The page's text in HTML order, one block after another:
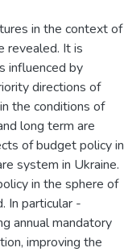
in the context of
revealed. It is
influenced by
directions of
the conditions of
long term are
of budget policy in
system in Ukraine.
in the sphere of
In particular -
annual mandatory
improving the